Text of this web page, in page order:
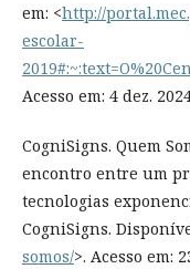
em: <http://
escolar-
Acesso em: 4 dez.
CogniSigns. Quem
encontro entre um
tecnologias
CogniSigns.
somos/>. Acesso em: